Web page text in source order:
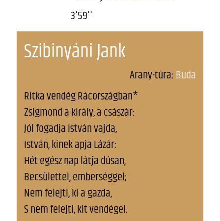
3'59''
Szibinyáni Jank
Arany-túra: Buda
Ritka vendég Rácországban*
Zsigmond a király, a császár:
Jól fogadja István vajda,
István, kinek apja Lázár:
Hét egész nap látja dúsan,
Becsülettel, emberséggel;
Nem felejti, ki a gazda,
S nem felejti, kit vendégel.